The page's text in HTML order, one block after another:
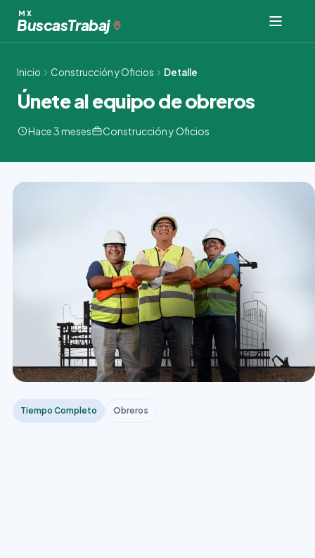
contenido
MX
BuscasTrabaj
Inicio Construcción y Oficios Detalle
Únete al equipo de obreros
Hace 3 meses Construcción y Oficios
Tiempo Completo Obreros